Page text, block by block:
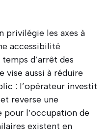
privilégie les axes à
accessibilité
d’arrêt des
vise aussi à réduire
: l’opérateur investit
reverse une
pour l’occupation de
existent en